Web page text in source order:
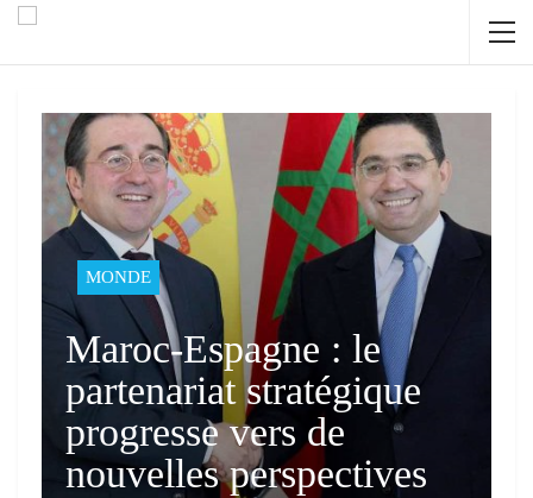
MONDE
Maroc-Espagne : le
partenariat stratégique
progresse vers de
nouvelles perspectives